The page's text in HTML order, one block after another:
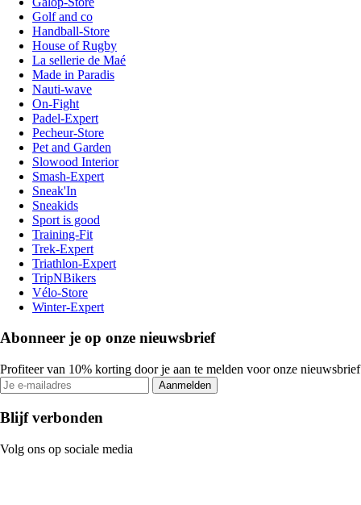
Golf and co
Handball-Store
House of Rugby
La sellerie de Maé
Made in Paradis
Nauti-wave
On-Fight
Padel-Expert
Pecheur-Store
Pet and Garden
Slowood Interior
Smash-Expert
Sneak'In
Sneakids
Sport is good
Training-Fit
Trek-Expert
Triathlon-Expert
TripNBikers
Vélo-Store
Winter-Expert
Abonneer je op onze nieuwsbrief
Profiteer van 10% korting door je aan te melden voor onze nieuwsbrief
Aanmelden
Blijf verbonden
Volg ons op sociale media